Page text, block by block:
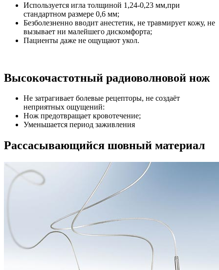
Используется игла толщиной 1,24-0,23 мм,при
стандартном размере 0,6 мм;
Безболезненно вводит анестетик, не травмирует кожу, не
вызывает ни малейшего дискомфорта;
Пациенты даже не ощущают укол.
Высокочастотный радиоволновой нож
Не затрагивает болевые рецепторы, не создаёт
неприятных ощущений:
Нож предотвращает кровотечение;
Уменьшается период заживления
Рассасывающийся шовный материал